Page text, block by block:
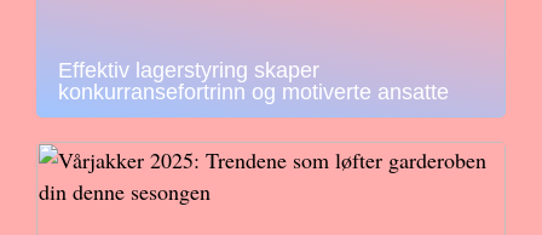
Effektiv lagerstyring skaper
konkurransefortrinn og motiverte ansatte